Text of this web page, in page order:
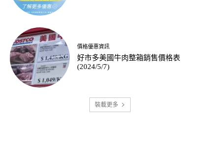
價格優惠資訊
好市多美國牛肉整箱銷售價格表
(2024/5/7)
裝載更多